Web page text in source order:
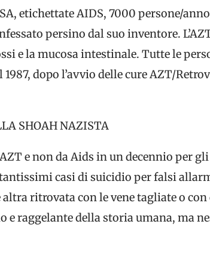
etichettate AIDS, 7000 persone/
persino dal suo inventore.
e la mucosa intestinale. Tutte le
dopo l’avvio delle cure AZT/
SHOAH NAZISTA
e non da Aids in un decennio per
casi di suicidio per falsi
ritrovata con le vene tagliate o
raggelante della storia umana, ma